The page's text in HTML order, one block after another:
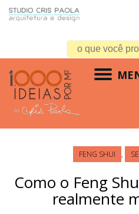
FENG SHUI ,
Como o Feng
realmente